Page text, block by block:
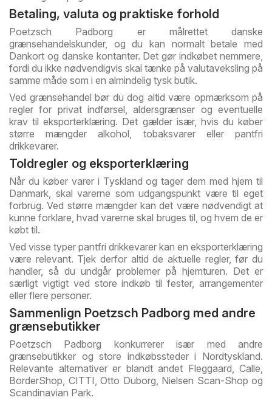
Betaling, valuta og praktiske forhold
Poetzsch Padborg er målrettet danske
grænsehandelskunder, og du kan normalt betale med
Dankort og danske kontanter. Det gør indkøbet nemmere,
fordi du ikke nødvendigvis skal tænke på valutaveksling på
samme måde som i en almindelig tysk butik.
Ved grænsehandel bør du dog altid være opmærksom på
regler for privat indførsel, aldersgrænser og eventuelle
krav til eksporterklæring. Det gælder især, hvis du køber
større mængder alkohol, tobaksvarer eller pantfri
drikkevarer.
Toldregler og eksporterklæring
Når du køber varer i Tyskland og tager dem med hjem til
Danmark, skal varerne som udgangspunkt være til eget
forbrug. Ved større mængder kan det være nødvendigt at
kunne forklare, hvad varerne skal bruges til, og hvem de er
købt til.
Ved visse typer pantfri drikkevarer kan en eksporterklæring
være relevant. Tjek derfor altid de aktuelle regler, før du
handler, så du undgår problemer på hjemturen. Det er
særligt vigtigt ved store indkøb til fester, arrangementer
eller flere personer.
Sammenlign Poetzsch Padborg med andre
grænsebutikker
Poetzsch Padborg konkurrerer især med andre
grænsebutikker og store indkøbssteder i Nordtyskland.
Relevante alternativer er blandt andet Fleggaard, Calle,
BorderShop, CITTI, Otto Duborg, Nielsen Scan-Shop og
Scandinavian Park.